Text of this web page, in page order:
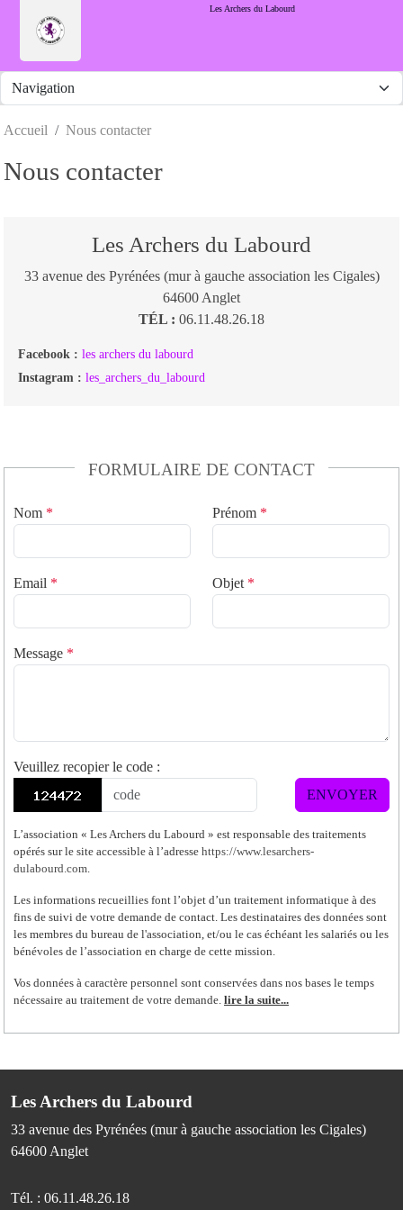
Les Archers du Labourd
Accueil Nous contacter
Nous contacter
Les Archers du Labourd
33 avenue des Pyrénées (mur à gauche association les Cigales)
64600 Anglet
TÉL : 06.11.48.26.18
Facebook : les archers du labourd
Instagram : les_archers_du_labourd
FORMULAIRE DE CONTACT
Nom * Prénom *
Email * Objet *
Message *
Veuillez recopier le code :
ENVOYER
L’association « Les Archers du Labourd » est responsable des traitements
opérés sur le site accessible à l’adresse https://www.lesarchers-
dulabourd.com
Les informations recueillies font l’objet d’un traitement informatique à des
fins de suivi de votre demande de contact. Les destinataires des données sont
les membres du bureau de l'association, et/ou le cas échéant les salariés ou les
bénévoles de l’association en charge de cette mission.
Vos données à caractère personnel sont conservées dans nos bases le temps
nécessaire au traitement de votre demande. lire la suite...
Les Archers du Labourd
33 avenue des Pyrénées (mur à gauche association les Cigales)
64600 Anglet
Tél. : 06.11.48.26.18